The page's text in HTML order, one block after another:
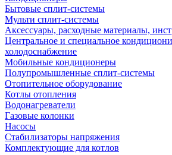
Бытовые сплит-системы
Мульти сплит-системы
Аксессуары, расходные материалы,
Центральное и специальное
холодоснабжение
Мобильные кондиционеры
Полупромышленные сплит-системы
Отопительное оборудование
Котлы отопления
Водонагреватели
Газовые колонки
Насосы
Стабилизаторы напряжения
Комплектующие для котлов